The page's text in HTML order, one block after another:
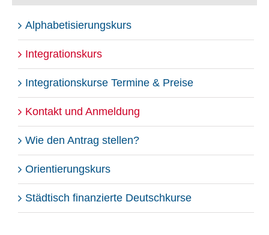
Alphabetisierungskurs
Integrationskurs
Integrationskurse Termine & Preise
Kontakt und Anmeldung
Wie den Antrag stellen?
Orientierungskurs
Städtisch finanzierte Deutschkurse